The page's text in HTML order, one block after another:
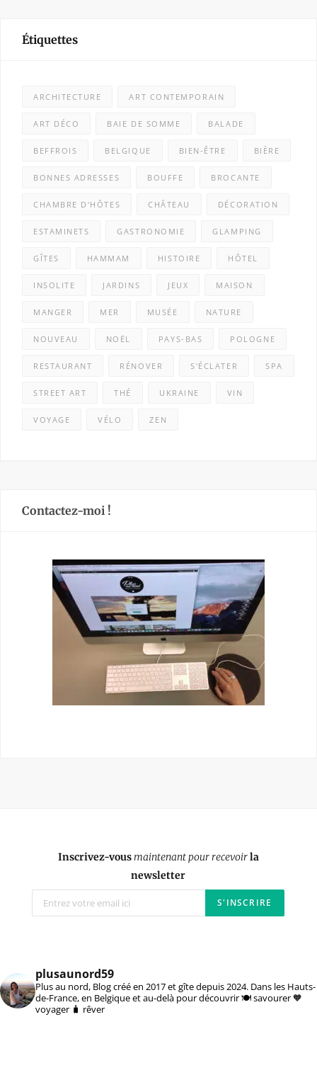
Étiquettes
ARCHITECTURE ART CONTEMPORAIN
ART DÉCO BAIE DE SOMME BALADE
BEFFROIS BELGIQUE BIEN-ÊTRE BIÈRE
BONNES ADRESSES BOUFFE BROCANTE
CHAMBRE D'HÔTES CHÂTEAU DÉCORATION
ESTAMINETS GASTRONOMIE GLAMPING
GÎTES HAMMAM HISTOIRE HÔTEL
INSOLITE JARDINS JEUX MAISON
MANGER MER MUSÉE NATURE
NOUVEAU NOËL PAYS-BAS POLOGNE
RESTAURANT RÉNOVER S'ÉCLATER SPA
STREET ART THÉ UKRAINE VIN
VOYAGE VÉLO ZEN
Contactez-moi !
Inscrivez-vousmaintenant pour recevoirla
newsletter
plusaunord59
Plus au nord, Blog créé en 2017 et gîte depuis 2024. Dans les Hauts-
de-France, en Belgique et au-delà pour découvrir 🍽️ savourer 🧡
voyager 🧳 rêver